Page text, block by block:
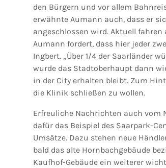
den Bürgern und vor allem
erwähnte Aumann auch, dass er
angeschlossen wird. Aktuell
Aumann fordert, dass hier jeder
Ingbert. „Über 1/4 der Saarländer
wurde das Stadtoberhaupt dann
in der City erhalten bleibt. Zum
die Klinik schließen zu wollen.
Erfreuliche Nachrichten auch vom
dafür das Beispiel des Saarpark-
Umsätze. Dazu stehen neue
bald das alte Hornbachgebäude
Kaufhof-Gebäude ein weiterer